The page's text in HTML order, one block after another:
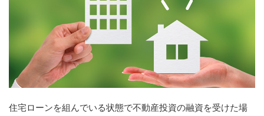
住宅ローンを組んでいる状態で不動産投資の融資を受けた場